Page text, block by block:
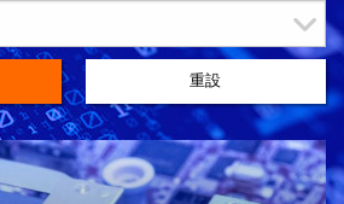
重設